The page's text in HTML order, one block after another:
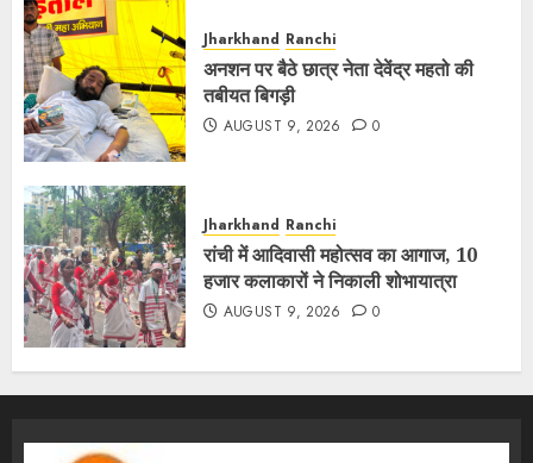
Jharkhand Ranchi
अनशन पर बैठे छात्र नेता देवेंद्र महतो की
तबीयत बिगड़ी
AUGUST 9, 2026 0
Jharkhand Ranchi
रांची में आदिवासी महोत्सव का आगाज, 10
हजार कलाकारों ने निकाली शोभायात्रा
AUGUST 9, 2026 0